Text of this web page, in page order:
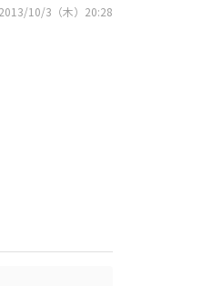
2013/10/3（木）20:28